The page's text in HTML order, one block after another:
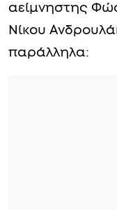
αείμνηστης
Νίκου
παράλληλα: